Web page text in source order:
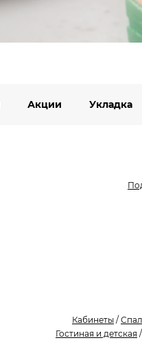
Акции Укладка
Кабинеты /
Гостиная и детская /